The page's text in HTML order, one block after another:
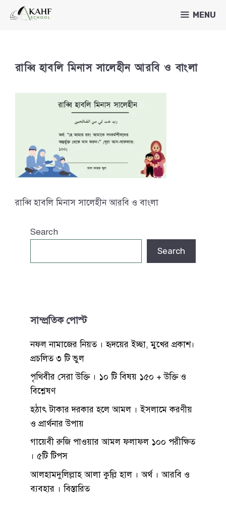
MENU
রাব্বি হাবলি মিনাস সালেহীন আরবি ও বাংলা
রাব্বি হাবলি মিনাস সালেহীন আরবি ও বাংলা
Search
Search
সাম্প্রতিক পোস্ট
নফল নামাজের নিয়ত । হৃদয়ের ইচ্ছা, মুখের প্রকাশ।
প্রচলিত ৩ টি ভুল
পৃথিবীর সেরা উক্তি । ১০ টি বিষয় ১৫০ + উক্তি ও
বিশ্লেষণ
হঠাৎ টাকার দরকার হলে আমল । ইসলামে করণীয়
ও প্রার্থনার উপায়
গায়েবী রুজি পাওয়ার আমল ফলাফল ১০০ পরীক্ষিত
। ৫টি টিপস
আলহামদুলিল্লাহ আলা কুল্লি হাল । অর্থ । আরবি ও
ব্যবহার । বিস্তারিত